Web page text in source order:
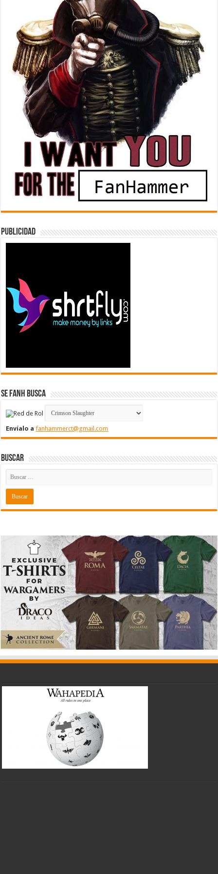
Publicidad
Se FanH Busca
Envíalo afanhammerct@gmail.com
Buscar